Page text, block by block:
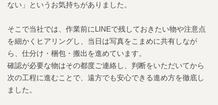
ない」というお気持ちがありました。
そこで当社では、作業前にLINEで残しておきたい物や注意点
を細かくヒアリングし、当日は写真をこまめに共有しなが
ら、仕分け・梱包・搬出を進めています。
確認が必要な物はその都度ご連絡し、判断をいただいてから
次の工程に進むことで、遠方でも安心できる進め方を徹底し
ました。